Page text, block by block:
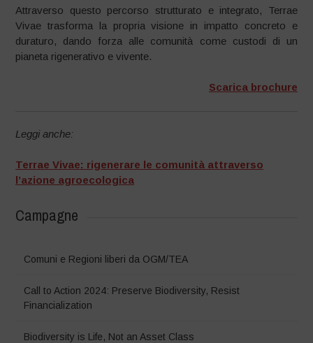
Attraverso questo percorso strutturato e integrato, Terrae
Vivae trasforma la propria visione in impatto concreto e
duraturo, dando forza alle comunità come custodi di un
pianeta rigenerativo e vivente.
Scarica brochure
Leggi anche:
Terrae Vivae: rigenerare le comunità attraverso
l’azione agroecologica
Campagne
Comuni e Regioni liberi da OGM/TEA
Call to Action 2024: Preserve Biodiversity, Resist
Financialization
Biodiversity is Life, Not an Asset Class